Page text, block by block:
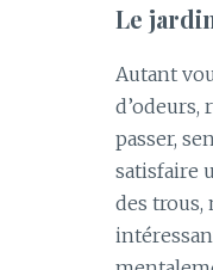
Le
Autant
d’odeurs,
passer,
satisfaire
des